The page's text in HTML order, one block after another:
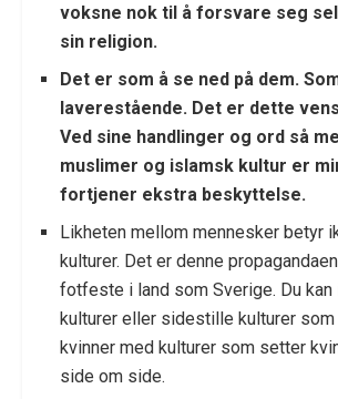
voksne nok til å forsvare seg
sin religion.
Det er som å se ned på dem.
laverestående. Det er dette
Ved sine handlinger og ord så
muslimer og islamsk kultur er
fortjener ekstra beskyttelse.
Likheten mellom mennesker betyr
kulturer. Det er denne
fotfeste i land som Sverige. Du
kulturer eller sidestille kulturer som
kvinner med kulturer som setter
side om side.